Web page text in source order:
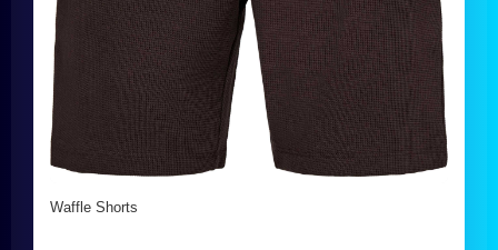
Waffle Shorts